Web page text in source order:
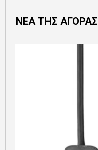
ΝΕΑ ΤΗΣ ΑΓΟΡΑΣ